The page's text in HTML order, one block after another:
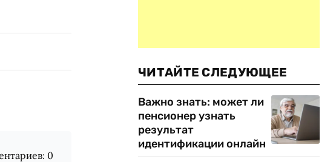
0
ЧИТАЙТЕ СЛЕДУЮЩЕЕ
Важно знать: может ли
пенсионер узнать
результат
идентификации онлайн